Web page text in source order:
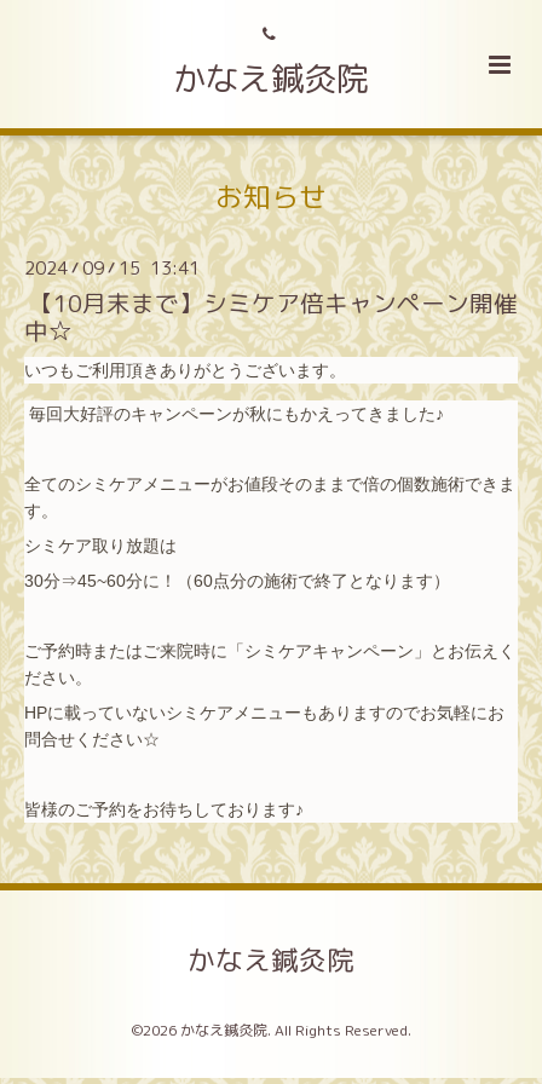
かなえ鍼灸院
お知らせ
2024/09/15 13:41
【10月末まで】シミケア倍キャンペーン開催
中☆
いつもご利用頂きありがとうございます。
毎回大好評のキャンペーンが秋にもかえってきました♪
全てのシミケアメニューがお値段そのままで倍の個数施術できま
す。
シミケア取り放題は
30分⇒45~60分に！（60点分の施術で終了となります）
ご予約時またはご来院時に「シミケアキャンペーン」とお伝えく
ださい。
HPに載っていないシミケアメニューもありますのでお気軽にお
問合せください☆
皆様のご予約をお待ちしております♪
かなえ鍼灸院
©2026 かなえ鍼灸院. All Rights Reserved.